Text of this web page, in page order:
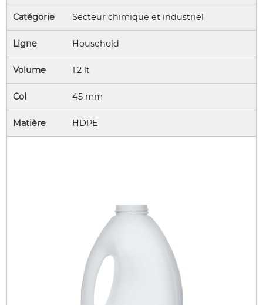
Catégorie Secteur chimique et industriel
Ligne Household
Volume 1,2 lt
Col 45 mm
Matière HDPE